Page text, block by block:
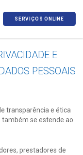
SERVIÇOS ONLINE
E
PESSOAIS
transparência e ética
também se estende ao
prestadores de